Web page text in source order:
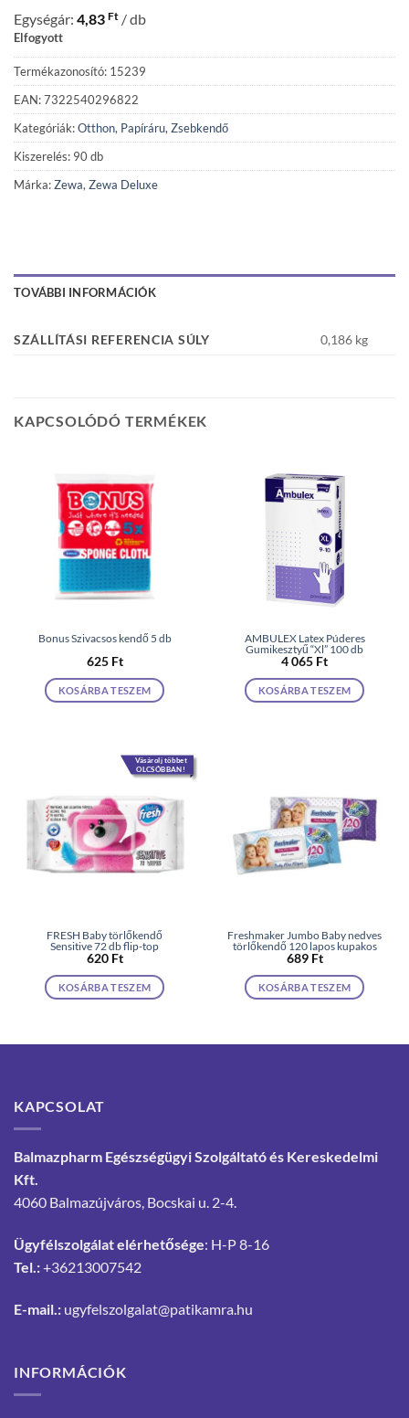
Egységár: 4,83 Ft / db
Elfogyott
Termékazonosító: 15239
EAN: 7322540296822
Kategóriák:Otthon, Papíráru, Zsebkendő
Kiszerelés: 90 db
Márka:Zewa, Zewa Deluxe
TOVÁBBI INFORMÁCIÓK
SZÁLLÍTÁSI REFERENCIA SÚLY 0,186 kg
KAPCSOLÓDÓ TERMÉKEK
Bonus Szivacsos kendő 5 db
625 Ft
KOSÁRBA TESZEM
AMBULEX Latex Púderes
Gumikesztyű “Xl” 100 db
4 065 Ft
KOSÁRBA TESZEM
Vásárolj többet
OLCSÓBBAN!
FRESH Baby törlőkendő
Sensitive 72 db flip-top
620 Ft
KOSÁRBA TESZEM
Freshmaker Jumbo Baby nedves
törlőkendő 120 lapos kupakos
689 Ft
KOSÁRBA TESZEM
KAPCSOLAT
Balmazpharm Egészségügyi Szolgáltató és Kereskedelmi
Kft.
4060 Balmazújváros, Bocskai u. 2-4.
Ügyfélszolgálat elérhetősége: H-P 8-16
Tel.:+36213007542
E-mail.: ugyfelszolgalat@patikamra.hu
INFORMÁCIÓK